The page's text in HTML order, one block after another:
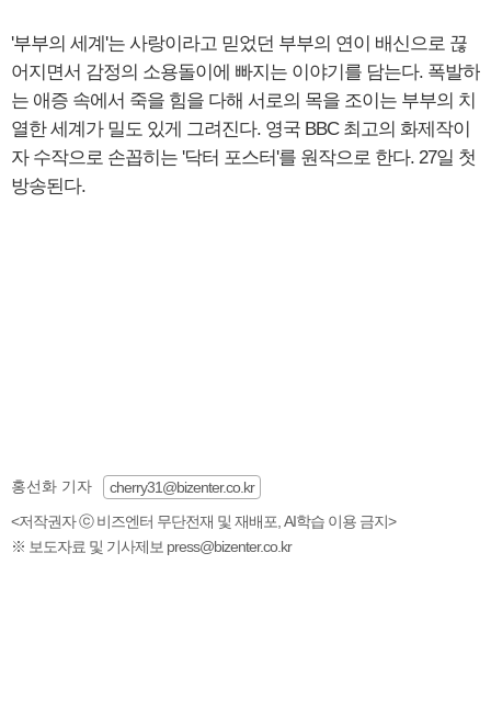
'부부의 세계'는 사랑이라고 믿었던 부부의 연이 배신으로 끊
어지면서 감정의 소용돌이에 빠지는 이야기를 담는다. 폭발하
는 애증 속에서 죽을 힘을 다해 서로의 목을 조이는 부부의 치
열한 세계가 밀도 있게 그려진다. 영국 BBC 최고의 화제작이
자 수작으로 손꼽히는 '닥터 포스터'를 원작으로 한다. 27일 첫
방송된다.
홍선화 기자
cherry31@bizenter.co.kr
<저작권자 ⓒ 비즈엔터 무단전재 및 재배포, AI학습 이용 금지>
※ 보도자료 및 기사제보 press@bizenter.co.kr